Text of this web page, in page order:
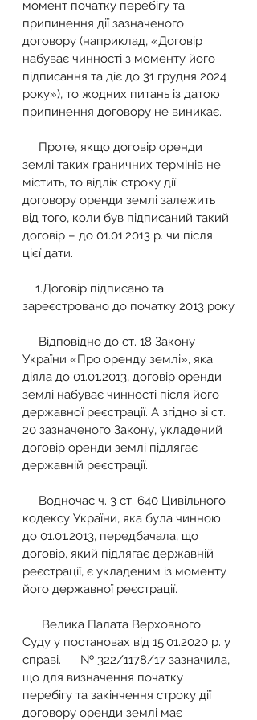
момент початку перебігу та
припинення дії зазначеного
договору (наприклад, «Договір
набуває чинності з моменту його
підписання та діє до 31 грудня 2024
року»), то жодних питань із датою
припинення договору не виникає.
землі таких граничних термінів не
містить, то відлік строку дії
договору оренди землі залежить
від того, коли був підписаний такий
договір – до 01.01.2013 р. чи після
цієї дати.
зареєстровано до початку 2013 року
України «Про оренду землі», яка
діяла до 01.01.2013, договір оренди
землі набуває чинності після його
державної реєстрації. А згідно зі ст.
20 зазначеного Закону, укладений
договір оренди землі підлягає
державній реєстрації.
кодексу України, яка була чинною
до 01.01.2013, передбачала, що
договір, який підлягає державній
реєстрації, є укладеним із моменту
його державної реєстрації.
Суду у постановах від 15.01.2020 р. у
справі.      № 322/1178/17 зазначила,
що для визначення початку
перебігу та закінчення строку дії
договору оренди землі має